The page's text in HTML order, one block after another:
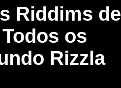
Riddims de
os
Rizzla